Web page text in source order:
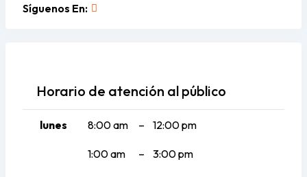
Síguenos En:
Horario de atención al público
lunes 8:00 am – 12:00 pm
1:00 am – 3:00 pm